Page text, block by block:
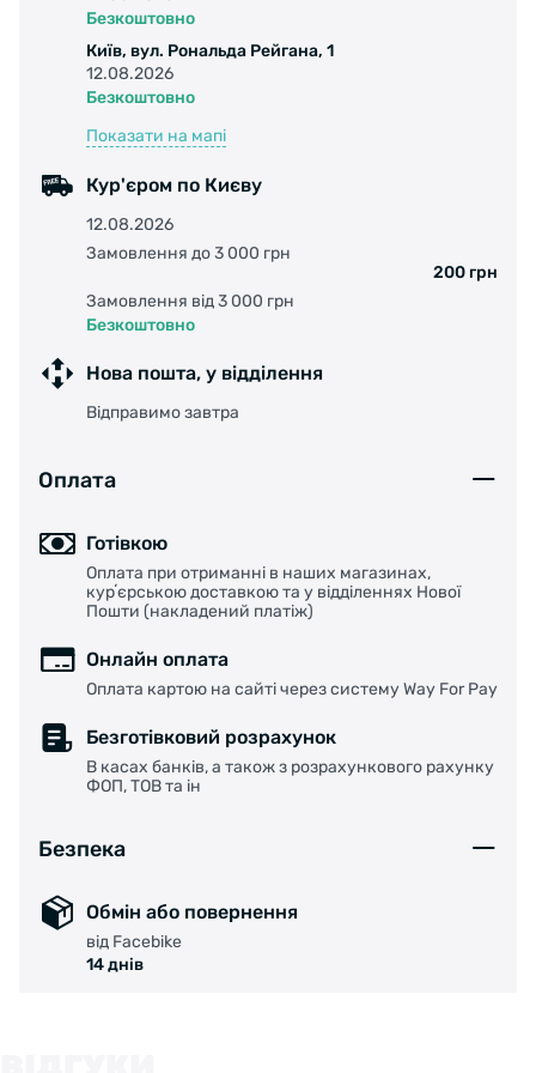
• Две пары сменных линз: желтые и
• 100% защита от ультрафиолета
• Прорезиненные носоупоры
!Помните, что велосипедные очки – это в
воздействий на органы зрения. Не
пренебрегайте ими.
Безкоштовно
Київ, вул. Рональда Рейгана, 1
12.08.2026
Безкоштовно
Показати на мапі
Кур'єром по Києву
12.08.2026
Замовлення до 3 000 грн
200 грн
Замовлення від 3 000 грн
Безкоштовно
Нова пошта, у відділення
Відправимо завтра
Оплата
Готівкою
Оплата при отриманні в наших магазинах,
курʼєрською доставкою та у відділеннях Нової
Пошти (накладений платіж)
Онлайн оплата
Оплата картою на сайті через систему Way For Pay
Безготівковий розрахунок
В касах банків, а також з розрахункового рахунку
ФОП, ТОВ та ін
Безпека
Обмін або повернення
від Facebike
14 днів